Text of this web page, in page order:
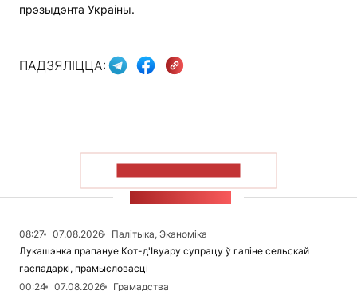
прэзыдэнта Украіны.
ПАДЗЯЛІЦЦА:
08:27 07.08.2026
Палітыка, Эканоміка
Лукашэнка прапануе Кот-д'Івуару супрацу ў галіне сельскай
гаспадаркі, прамысловасці
00:24
07.08.2026
Грамадства